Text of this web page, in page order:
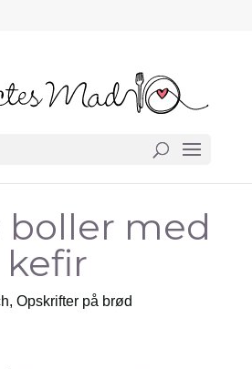
med
kefir
, Opskrifter på brød